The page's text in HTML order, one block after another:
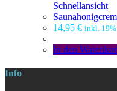
Schnellansicht
14,95 € inkl.
In den
Info